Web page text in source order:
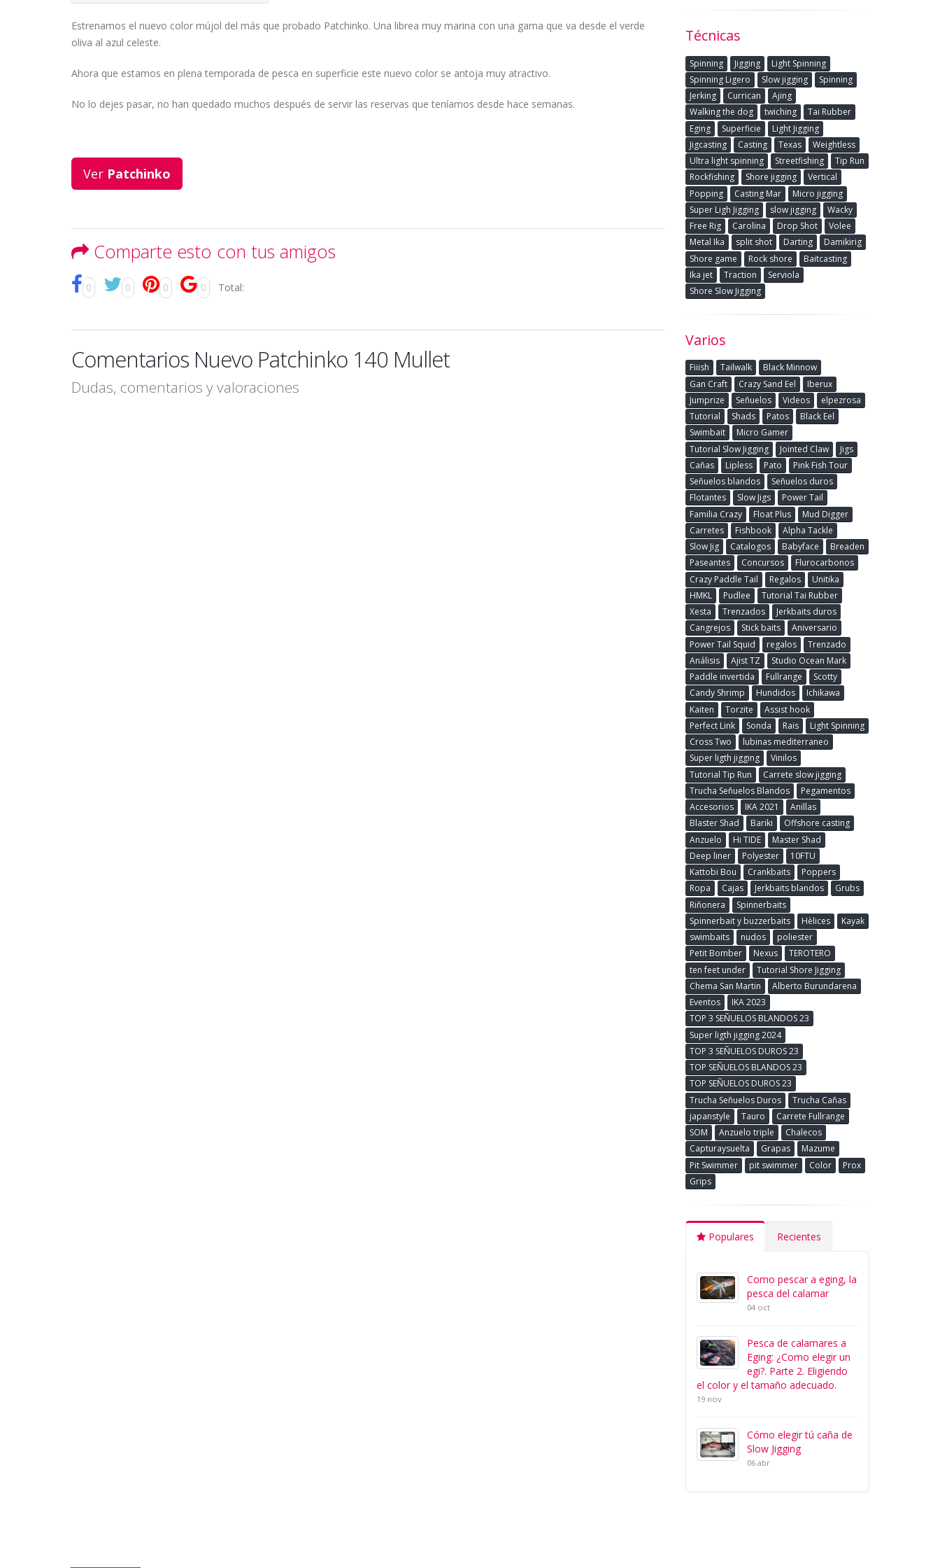
Estrenamos el nuevo color mújol del más que probado Patchinko. Una librea muy marina con una gama que va desde el verde
oliva al azul celeste.
Ahora que estamos en plena temporada de pesca en superficie este nuevo color se antoja muy atractivo.
No lo dejes pasar, no han quedado muchos después de servir las reservas que teníamos desde hace semanas.
Ver Patchinko
Comparte esto con tus amigos
0 0 0 0 Total:
Comentarios Nuevo Patchinko 140 Mullet
Dudas, comentarios y valoraciones
Técnicas
Spinning Jigging
Light Spinning
Spinning Ligero
Slow jigging
Spinning
Jerking
Currican
Ajing
Walking the dog
twiching
Tai Rubber
Eging
Superficie
Light Jigging
Jigcasting
Casting Texas
Weightless
Ultra light spinning
Streetfishing
Tip Run
Rockfishing
Shore jigging
Vertical
Popping
Casting Mar
Micro jigging
Super Ligh Jigging
slow jigging
Wacky
Free Rig
Carolina Drop Shot
Volee
Metal Ika
split shot Darting
Damikirig
Shore game
Rock shore
Baitcasting
Ika jet
Traction
Serviola
Shore Slow Jigging
Varios
Fiiish Tailwalk
Black Minnow
Gan Craft
Crazy Sand Eel
Iberux
Jumprize
Señuelos Videos
elpezrosa
Tutorial
Shads Patos
Black Eel
Swimbait
Micro Gamer
Tutorial Slow Jigging
Jointed Claw
Jigs
Cañas
Lipless Pato
Pink Fish Tour
Señuelos blandos
Señuelos duros
Flotantes
Slow Jigs
Power Tail
Familia Crazy
Float Plus
Mud Digger
Carretes
Fishbook
Alpha Tackle
Slow Jig
Catalogos Babyface
Breaden
Paseantes
Concursos
Flurocarbonos
Crazy Paddle Tail
Regalos
Unitika
HMKL
Pudlee
Tutorial Tai Rubber
Xesta
Trenzados
Jerkbaits duros
Cangrejos
Stick baits
Aniversario
Power Tail Squid
regalos
Trenzado
Análisis
Ajist TZ
Studio Ocean Mark
Paddle invertida
Fullrange
Scotty
Candy Shrimp
Hundidos
Ichikawa
Kaiten
Torzite
Assist hook
Perfect Link
Sonda Rais
Light Spinning
Cross Two
lubinas mediterraneo
Super ligth jigging
Vinilos
Tutorial Tip Run
Carrete slow jigging
Trucha Señuelos Blandos
Pegamentos
Accesorios
IKA 2021
Anillas
Blaster Shad
Bariki
Offshore casting
Anzuelo
Hi TIDE
Master Shad
Deep liner
Polyester
10FTU
Kattobi Bou
Crankbaits
Poppers
Ropa
Cajas Jerkbaits blandos
Grubs
Riñonera
Spinnerbaits
Spinnerbait y buzzerbaits
Hèlices
Kayak
swimbaits
nudos
poliester
Petit Bomber
Nexus
TEROTERO
ten feet under
Tutorial Shore Jigging
Chema San Martin
Alberto Burundarena
Eventos
IKA 2023
TOP 3 SEÑUELOS BLANDOS 23
Super ligth jigging 2024
TOP 3 SEÑUELOS DUROS 23
TOP SEÑUELOS BLANDOS 23
TOP SEÑUELOS DUROS 23
Trucha Señuelos Duros
Trucha Cañas
japanstyle
Tauro
Carrete Fullrange
SOM
Anzuelo triple
Chalecos
Capturaysuelta
Grapas
Mazume
Pit Swimmer
pit swimmer Color
Prox
Grips
Populares Recientes
Como pescar a eging, la
pesca del calamar
04 oct
Pesca de calamares a
Eging: ¿Como elegir un
egi?. Parte 2. Eligiendo
el color y el tamaño adecuado.
19 nov
Cómo elegir tú caña de
Slow Jigging
06 abr